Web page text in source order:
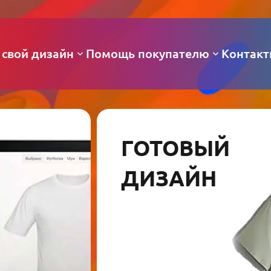
дизайн Помощь покупателю
ГОТОВЫЙ
ДИЗАЙН